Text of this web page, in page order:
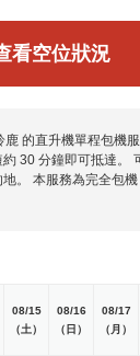
的直升機單程包機
30 分鐘即可抵達。
。 本服務為完全包
08/15
（土）
08/16
（日）
08/17
（月）
看空位狀況